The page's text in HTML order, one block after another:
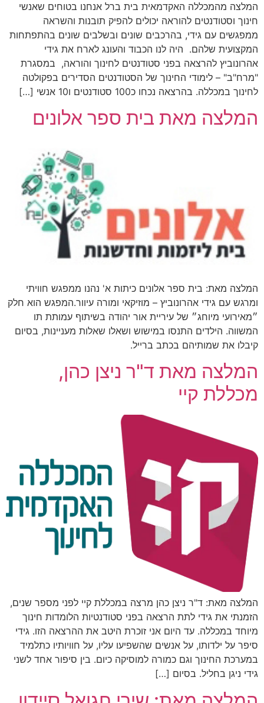
המלצה מהמכללה האקדמאית בית ברל אנחנו בטוחים שאנשי
חינוך וסטודנטים להוראה יכולים להפיק תובנות והשראה
ממפגשים עם גידי, בהרכבים שונים ובשלבים שונים בהתפתחות
המקצועית שלהם. היה לנו הכבוד והעונג לארח את גידי
אהרונוביץ להרצאה בפני סטודנטים לחינוך והוראה, במסגרת
"מרח"ב" – לימודי החינוך של הסטודנטים הסדירים בפקולטה
לחינוך במכללה. בהרצאה נכחו כ100 סטודנטים ו10 אנשי […]
המלצה מאת בית ספר אלונים
המלצה מאת: בית ספר אלונים כיתות א' נהנו ממפגש חוויתי
ומרגש עם גידי אהרונוביץ – מוזיקאי ומורה עיוור.המפגש הוא חלק
״מאירועי מיוחג״ של עיריית אור יהודה בשיתוף עמותת תו
המשווה. הילדים התנסו במישוש ושאלו שאלות מעניינות, בסיום
קיבלו את שמותיהם בכתב ברייל.
המלצה מאת ד"ר ניצן כהן,
מכללת קיי
המלצה מאת: ד"ר ניצן כהן מרצה במכללת קיי​ לפני מספר שנים,
הזמנתי את גידי לתת הרצאה בפני סטודנטיות הלומדות חינוך
מיוחד במכללה. עד היום אני זוכרת היטב את ההרצאה הזו. גידי
סיפר על ילדותו, על אנשים שהשפיעו עליו, על חוויותיו כתלמיד
במערכת החינוך וגם כמורה למוסיקה כיום. בין סיפור אחד לשני
גידי ניגן בחליל. בסיום […]